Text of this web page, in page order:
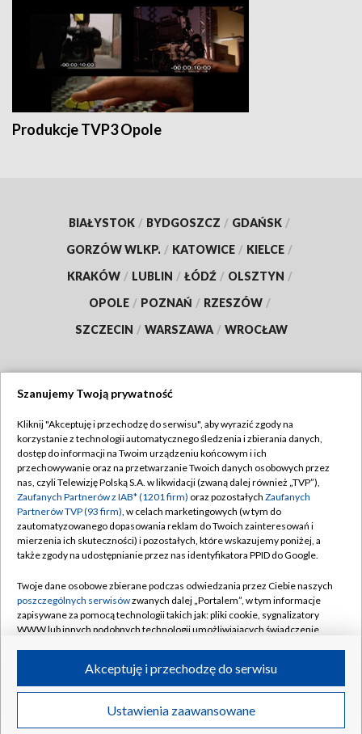
Produkcje TVP3 Opole
BIAŁYSTOK / BYDGOSZCZ / GDAŃSK /
GORZÓW WLKP. / KATOWICE / KIELCE /
KRAKÓW / LUBLIN / ŁÓDŹ / OLSZTYN /
OPOLE / POZNAŃ / RZESZÓW /
SZCZECIN / WARSZAWA / WROCŁAW
TVP
Abonament TVP
Emisja w TVP
Centrum informacji TVP
Naziemna Telewizja Cyfrowa
Rada Programowa
System NOS
Informacje o nadawcy
Program dla prasy
Ogłoszenie przetargowe
Regulamin TVP
Polityka prywatności
Moje zgody
Pomoc
Kontakt
Kanały
©2026 Telewizja Polska S.A. w likwidacji
Szanujemy Twoją prywatność
Kliknij "Akceptuję i przechodzę do serwisu", aby wyrazić zgody na
korzystanie z technologii automatycznego śledzenia i zbierania danych,
dostęp do informacji na Twoim urządzeniu końcowym i ich
przechowywanie oraz na przetwarzanie Twoich danych osobowych przez
nas, czyli Telewizję Polską S.A. w likwidacji (zwaną dalej również „TVP”),
Zaufanych Partnerów z IAB* (1201 firm) oraz pozostałych Zaufanych
Partnerów TVP (93 firm), w celach marketingowych (w tym do
zautomatyzowanego dopasowania reklam do Twoich zainteresowań i
mierzenia ich skuteczności) i pozostałych, które wskazujemy poniżej, a
także zgody na udostępnianie przez nas identyfikatora PPID do Google.
Twoje dane osobowe zbierane podczas odwiedzania przez Ciebie naszych
poszczególnych serwisówzwanych dalej „Portalem”, w tym informacje
zapisywane za pomocą technologii takich jak: pliki cookie, sygnalizatory
WWW lub innych podobnych technologii umożliwiających świadczenie
ruchu w Internecie.
Twoje dane osobowe zbierane podczas odwiedzania przez Ciebie
poszczególnych serwisówna Portalu, takie jak adresy IP, identyfikatory
Ustawienia zaawansowane
Akceptuję i przechodzę do serwisu